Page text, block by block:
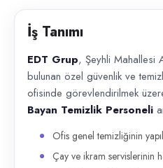
İş Tanımı
EDT Grup, Şeyhli Mahallesi
bulunan özel güvenlik ve
ofisinde görevlendirilmek
Bayan Temizlik Personeli
Ofis genel temizliğinin
Çay ve ikram servislerinin